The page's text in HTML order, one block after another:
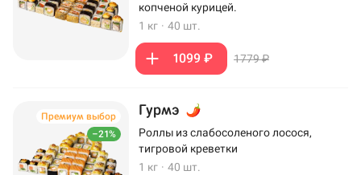
копченой курицей.
1 кг · 40 шт.
1099 ₽ 1779 ₽
–21%
Премиум выбор Гурмэ
Роллы из слабосоленого лосося,
тигровой креветки
1 кг · 40 шт.